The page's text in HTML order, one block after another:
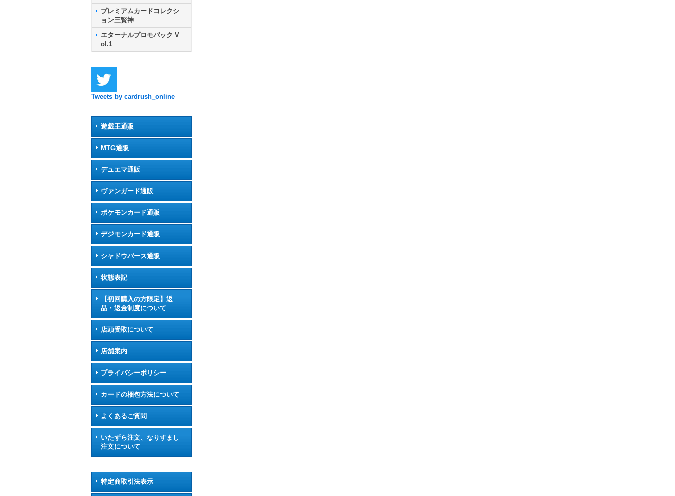
プレミアムカードコレクシ
ョン三賢神
エターナルプロモパック V
ol.1
Tweets by cardrush_online
遊戯王通販
MTG通販
デュエマ通販
ヴァンガード通販
ポケモンカード通販
デジモンカード通販
シャドウバース通販
状態表記
【初回購入の方限定】返
品・返金制度について
店頭受取について
店舗案内
プライバシーポリシー
カードの梱包方法について
よくあるご質問
いたずら注文、なりすまし
注文について
特定商取引法表示